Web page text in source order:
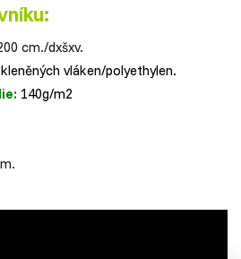
cm./dxšxv.
vláken/polyethylen.
140g/m2